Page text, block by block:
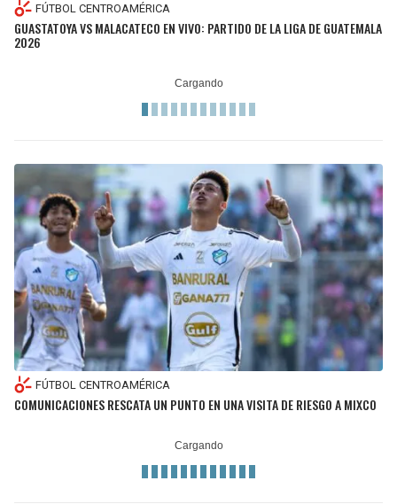
FÚTBOL CENTROAMÉRICA
GUASTATOYA VS MALACATECO EN VIVO: PARTIDO DE LA LIGA DE GUATEMALA
2026
FÚTBOL CENTROAMÉRICA
COMUNICACIONES RESCATA UN PUNTO EN UNA VISITA DE RIESGO A MIXCO